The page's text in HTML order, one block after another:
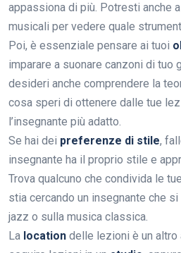
appassiona di più. Potresti anche
musicali per vedere quale
Poi, è essenziale pensare ai tuoi
imparare a suonare canzoni di tuo
desideri anche comprendere la
cosa speri di ottenere dalle tue
l’insegnante più adatto.
Se hai dei preferenze di stile,
insegnante ha il proprio stile e
Trova qualcuno che condivida le
stia cercando un insegnante che
jazz o sulla musica classica.
La location delle lezioni è un altro